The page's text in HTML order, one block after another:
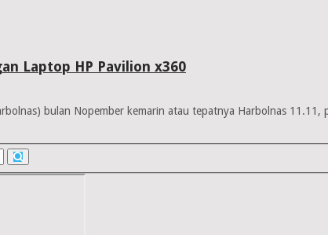
Laptop HP Pavilion x360
bulan Nopember kemarin atau tepatnya Harbolnas